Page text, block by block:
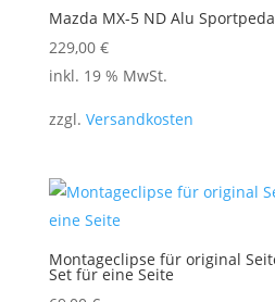
Mazda MX-5 ND Alu
229,00 €
inkl. 19 % MwSt.
zzgl. Versandkosten
Montageclipse für original
Set für eine Seite